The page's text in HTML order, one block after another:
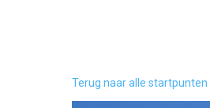
Terug naar alle startpunten